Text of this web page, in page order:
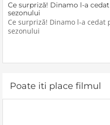
Ce surpriză! Dinamo l-a
sezonului
Ce surpriză! Dinamo l-a
sezonului
Poate iti place filmul